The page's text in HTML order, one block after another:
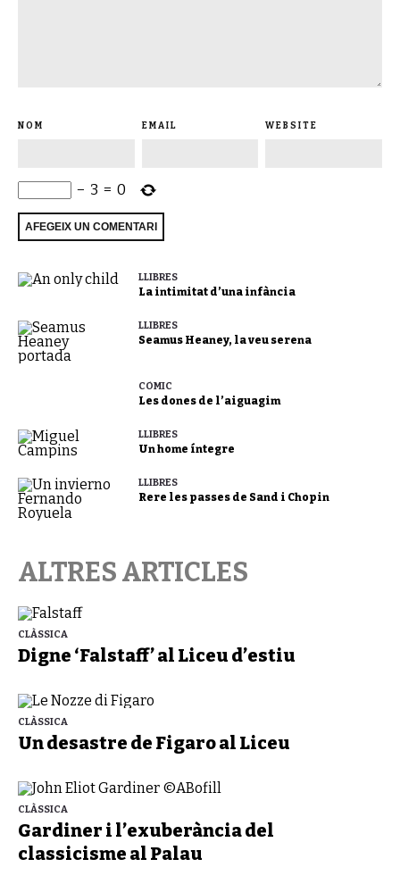
NOM EMAIL WEBSITE
− 3 = 0
LLIBRES
La intimitat d’una infància
LLIBRES
Seamus Heaney, la veu serena
CÒMIC
Les dones de l’aiguagim
LLIBRES
Un home íntegre
LLIBRES
Rere les passes de Sand i Chopin
ALTRES ARTICLES
CLÀSSICA
Digne ‘Falstaff’ al Liceu d’estiu
CLÀSSICA
Un desastre de Figaro al Liceu
CLÀSSICA
Gardiner i l’exuberància del
classicisme al Palau